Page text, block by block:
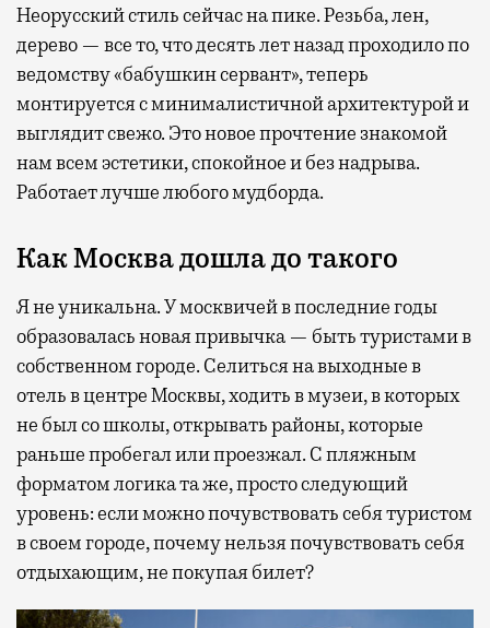
Неорусский стиль сейчас на пике. Резьба, лен,
дерево — все то, что десять лет назад проходило по
ведомству «бабушкин сервант», теперь
монтируется с минималистичной архитектурой и
выглядит свежо. Это новое прочтение знакомой
нам всем эстетики, спокойное и без надрыва.
Работает лучше любого мудборда.
Как Москва дошла до такого
Я не уникальна. У москвичей в последние годы
образовалась новая привычка — быть туристами в
собственном городе. Селиться на выходные в
отель в центре Москвы, ходить в музеи, в которых
не был со школы, открывать районы, которые
раньше пробегал или проезжал. С пляжным
форматом логика та же, просто следующий
уровень: если можно почувствовать себя туристом
в своем городе, почему нельзя почувствовать себя
отдыхающим, не покупая билет?